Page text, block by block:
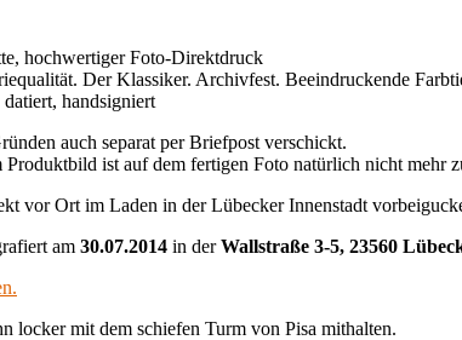
hochwertiger Foto-Direktdruck
Der Klassiker. Archivfest. Beeindruckende
handsigniert
auch separat per Briefpost verschickt.
ist auf dem fertigen Foto natürlich nicht mehr
vor Ort im Laden in der Lübecker Innenstadt
am 30.07.2014 in derWallstraße 3-5, 23560
locker mit dem schiefen Turm von Pisa mithalten.